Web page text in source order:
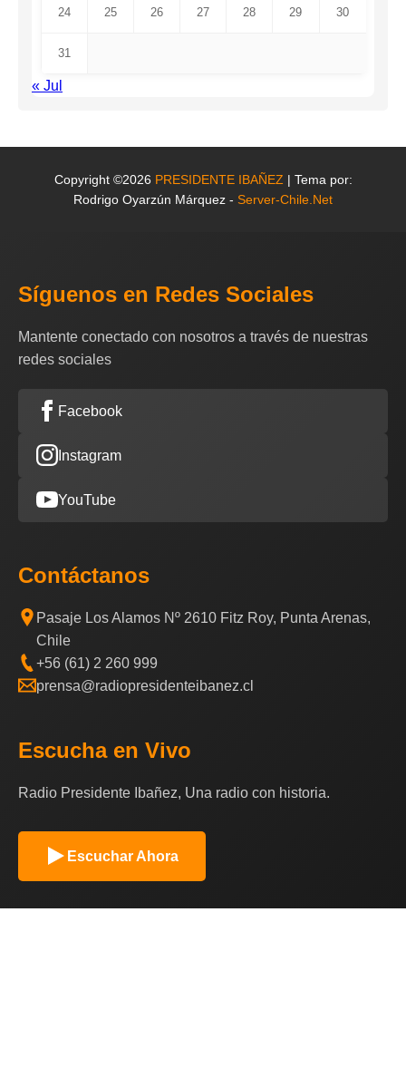
24 25 26 27 28 29 30
31
« Jul
Copyright ©2026 PRESIDENTE IBAÑEZ | Tema por:
Rodrigo Oyarzún Márquez - Server-Chile.Net
Síguenos en Redes Sociales
Mantente conectado con nosotros a través de nuestras
redes sociales
Facebook
Instagram
YouTube
Contáctanos
Pasaje Los Alamos Nº 2610 Fitz Roy, Punta Arenas,
Chile
+56 (61) 2 260 999
prensa@radiopresidenteibanez.cl
Escucha en Vivo
Radio Presidente Ibañez, Una radio con historia.
Escuchar Ahora